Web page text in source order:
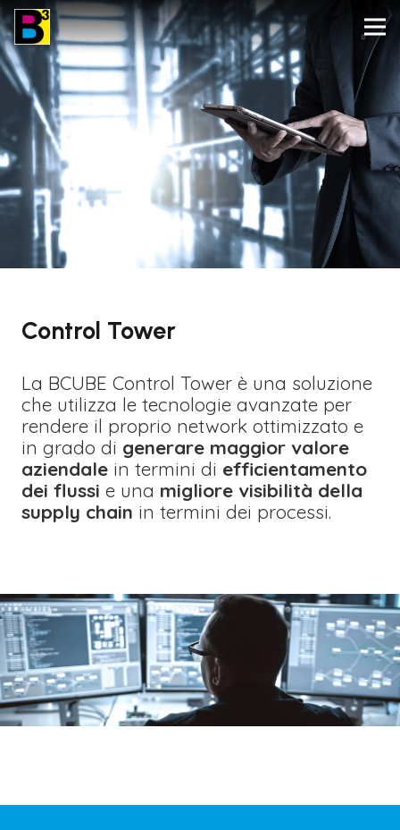
Control Tower
La BCUBE Control Tower è una soluzione
che utilizza le tecnologie avanzate per
rendere il proprio network ottimizzato e
in grado di generare maggior valore
aziendale in termini di efficientamento
dei flussi e una migliore visibilità della
supply chain in termini dei processi.